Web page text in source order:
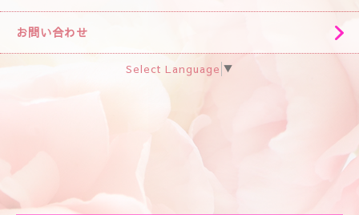
お問い合わせ
Select Language ▼